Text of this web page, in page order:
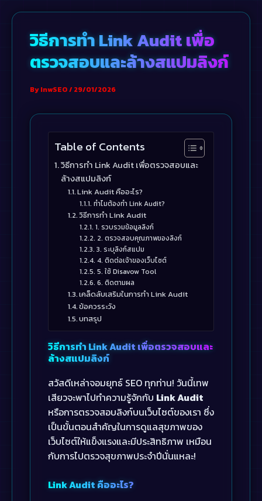
contentวิธีการทำ Link Audit เพื่อ
ตรวจสอบและล้างสแปมลิงก์
ByInwSEO/29/01/2026
Table of Contents
วิธีการทำ Link Audit เพื่อตรวจสอบและ
ล้างสแปมลิงก์
Link Audit คืออะไร?
ทำไมต้องทำ Link Audit?
วิธีการทำ Link Audit
1. รวบรวมข้อมูลลิงก์
2. ตรวจสอบคุณภาพของลิงก์
3. ระบุลิงก์สแปม
4. ติดต่อเจ้าของเว็บไซต์
5. ใช้ Disavow Tool
6. ติดตามผล
เคล็ดลับเสริมในการทำ Link Audit
ข้อควรระวัง
บทสรุป
วิธีการทำ Link Audit เพื่อตรวจสอบและ
ล้างสแปมลิงก์
สวัสดีเหล่าจอมยุทธ์ SEO ทุกท่าน! วันนี้เทพ
เสียวจะพาไปทำความรู้จักกับ Link Audit
หรือการตรวจสอบลิงก์บนเว็บไซต์ของเรา ซึ่ง
เป็นขั้นตอนสำคัญในการดูแลสุขภาพของ
เว็บไซต์ให้แข็งแรงและมีประสิทธิภาพ เหมือน
กับการไปตรวจสุขภาพประจำปีนั่นแหละ!
Link Audit คืออะไร?